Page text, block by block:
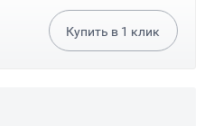
Купить в 1 клик